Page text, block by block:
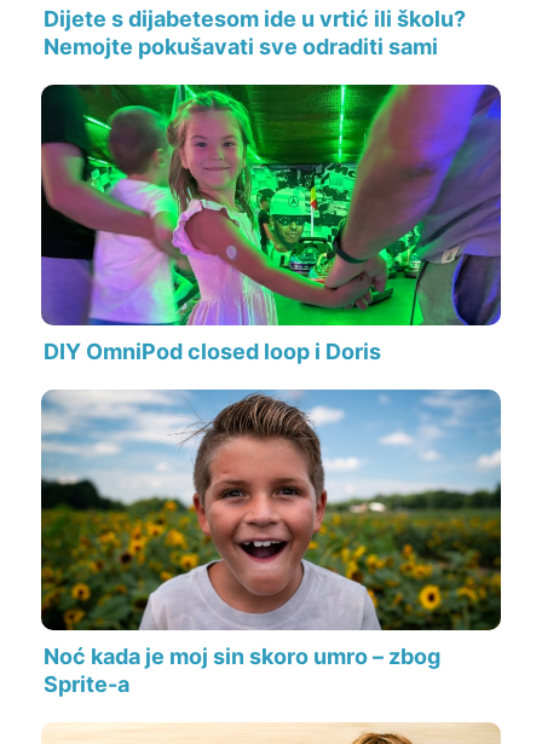
Dijete s dijabetesom ide u vrtić ili školu?
Nemojte pokušavati sve odraditi sami
DIY OmniPod closed loop i Doris
Noć kada je moj sin skoro umro – zbog
Sprite-a